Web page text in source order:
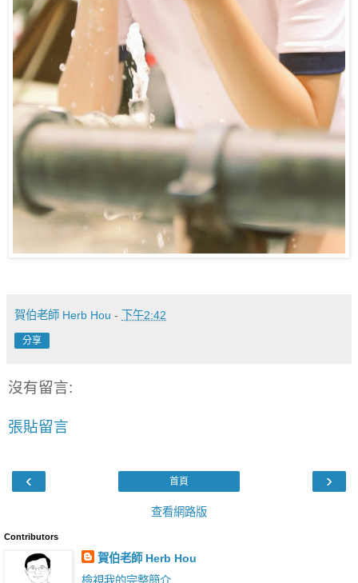
賀伯老師 Herb Hou - 下午2:42
分享
沒有留言:
張貼留言
‹ ›
首頁
查看網路版
Contributors
賀伯老師 Herb Hou
檢視我的完整簡介